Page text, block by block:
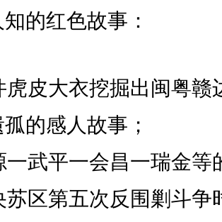
的红色故事：
虎皮大衣挖掘出闽粤赣
的感人故事；
一武平一会昌一瑞金等
苏区第五次反围剿斗争